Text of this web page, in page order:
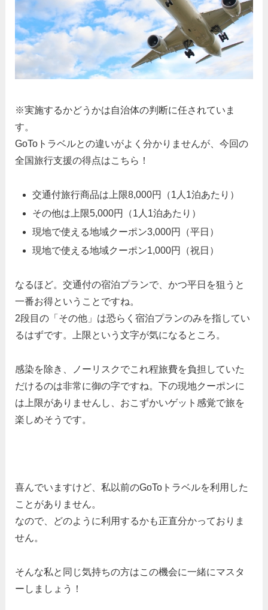
※実施するかどうかは自治体の判断に任されていま
す。
GoToトラベルとの違いがよく分かりませんが、今回の
全国旅行支援の得点はこちら！
交通付旅行商品は上限8,000円（1人1泊あたり）
その他は上限5,000円（1人1泊あたり）
現地で使える地域クーポン3,000円（平日）
現地で使える地域クーポン1,000円（祝日）
なるほど。交通付の宿泊プランで、かつ平日を狙うと
一番お得ということですね。
2段目の「その他」は恐らく宿泊プランのみを指してい
るはずです。上限という文字が気になるところ。
感染を除き、ノーリスクでこれ程旅費を負担していた
だけるのは非常に御の字ですね。下の現地クーポンに
は上限がありませんし、おこずかいゲット感覚で旅を
楽しめそうです。
喜んでいますけど、私以前のGoToトラベルを利用した
ことがありません。
なので、どのように利用するかも正直分かっておりま
せん。
そんな私と同じ気持ちの方はこの機会に一緒にマスタ
ーしましょう！